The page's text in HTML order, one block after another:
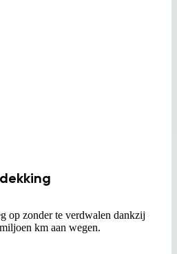
op zonder te verdwalen dankzij
km aan wegen.